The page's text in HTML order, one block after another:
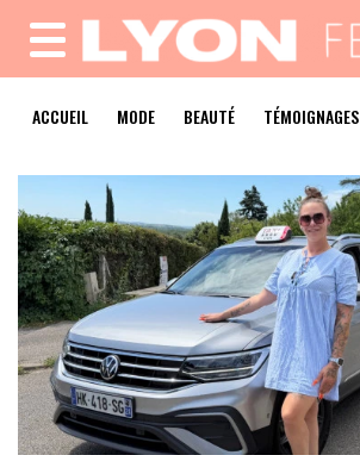
MENU
ACCUEIL MODE BEAUTÉ TÉMOIGNAGES